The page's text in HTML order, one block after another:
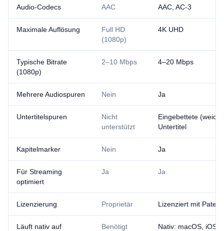
Audio-Codecs AAC AAC, AC-3
Maximale Auflösung
Full HD
(1080p)
4K UHD
Typische Bitrate
(1080p)
2–10 Mbps 4–20 Mbps
Mehrere Audiospuren Nein Ja
Untertitelspuren
Nicht
unterstützt
Eingebettete
Untertitel
Kapitelmarker Nein Ja
Für Streaming
optimiert
Ja Ja
Lizenzierung Proprietär Lizenziert mit
Läuft nativ auf
Benötigt
Nativ: macOS, iOS